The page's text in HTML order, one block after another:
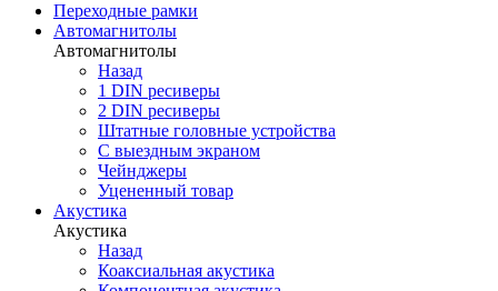
Переходные рамки
Автомагнитолы
Автомагнитолы
Назад
1 DIN ресиверы
2 DIN ресиверы
Штатные головные устройства
С выездным экраном
Чейнджеры
Уцененный товар
Акустика
Акустика
Назад
Коаксиальная акустика